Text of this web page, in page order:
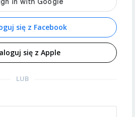
się z Facebook
się z Apple
LUB